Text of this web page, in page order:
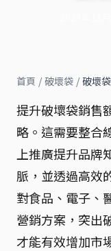
首頁 / 破壞袋 / 破壞
提升破壞袋銷售
略。這需要整合
上推廣提升品牌
脈，並透過高效
對食品、電子、
營銷方案，突出
才能有效增加市